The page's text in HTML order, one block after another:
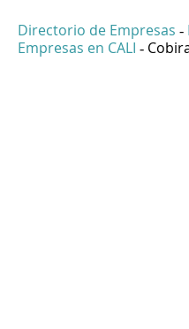
Directorio de Empresas -
Empresas en CALI -